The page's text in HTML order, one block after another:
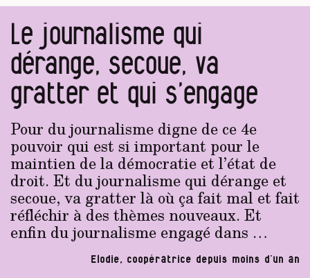
Le journalisme qui
dérange, secoue, va
gratter et qui s’engage
Pour du journalisme digne de ce 4e
pouvoir qui est si important pour le
maintien de la démocratie et l’état de
droit. Et du journalisme qui dérange et
secoue, va gratter là où ça fait mal et fait
réfléchir à des thèmes nouveaux. Et
enfin du journalisme engagé dans …
Elodie, coopératrice depuis moins d’un an